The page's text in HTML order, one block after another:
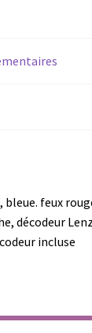
bleue. feux
décodeur
incluse